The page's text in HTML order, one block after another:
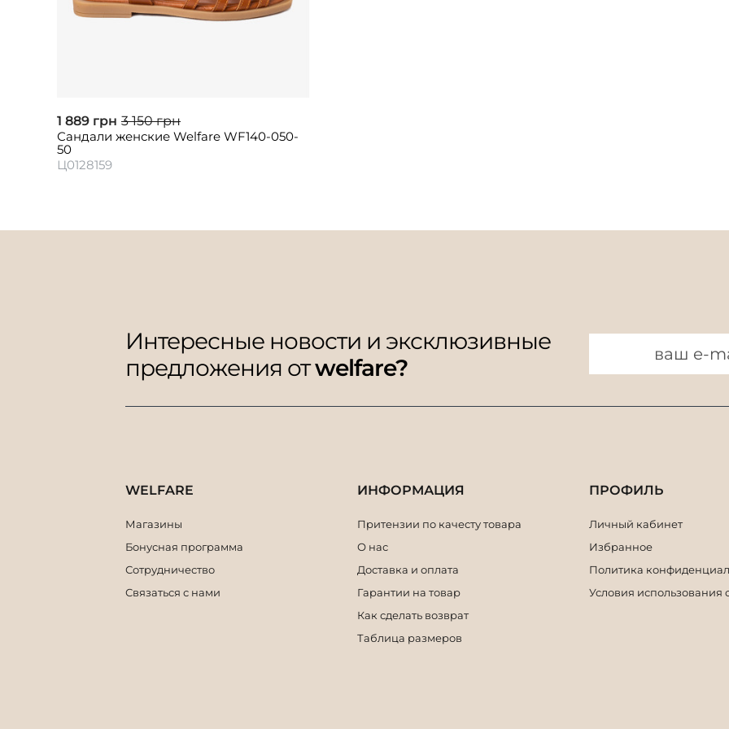
1 889 грн 3 150 грн
Сандали женские Welfare WF140-050-
50
Ц0128159
Интересные новости и эксклюзивные
предложения отwelfare?
WELFARE
Магазины
Бонусная программа
Сотрудничество
Связаться с нами
ИНФОРМАЦИЯ
Притензии по качесту товара
О нас
Доставка и оплата
Гарантии на товар
Как сделать возврат
Таблица размеров
ПРОФИЛЬ
Личный кабинет
Избранное
Политика
Условия использования